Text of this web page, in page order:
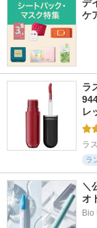
デ
ケ
ラ
レ
ラ
ラ
＼
オ
Bio